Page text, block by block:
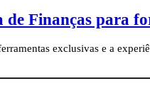
Finanças para
exclusivas e a